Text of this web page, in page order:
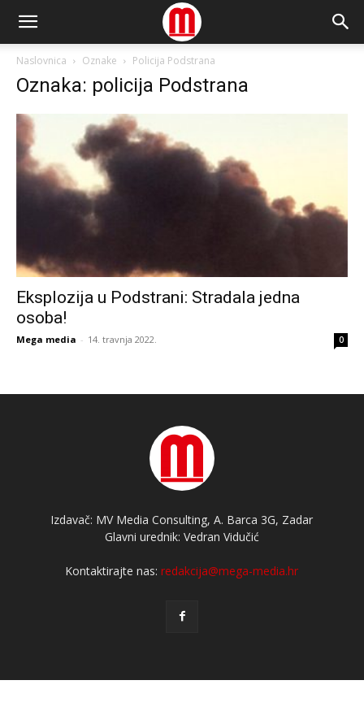
Naslovnica Oznake Policija Podstrana
Oznaka: policija Podstrana
Eksplozija u Podstrani: Stradala jedna
osoba!
Mega media - 14. travnja 2022. 0
Izdavač: MV Media Consulting, A. Barca 3G, Zadar
Glavni urednik: Vedran Vidučić
Kontaktirajte nas:redakcija@mega-media.hr